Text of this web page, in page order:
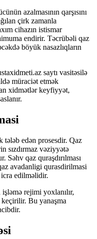
azalmasının qarşısını
çirk zamanla
cihazın istismar
endirir. Təcrübəli qaz
böyük nasazlıqların
saytı vasitəsilə
müraciət etmək
xidmətlər keyfiyyət,
edən prosesdir. Qaz
sızdırmaz vəziyyətə
Səhv qaz quraşdırılması
avadanligi qurasdirilmasi
icra edilməlidir.
rejimi yoxlanılır,
Bu yanaşma